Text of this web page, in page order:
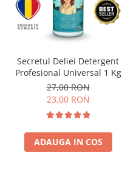
Secretul Deliei Detergent
Profesional Universal 1 Kg
27,00 RON
23,00 RON
ADAUGA IN COS